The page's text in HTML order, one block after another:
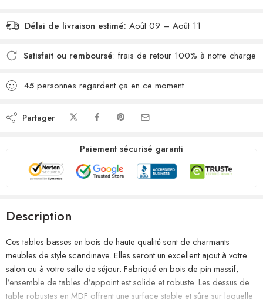
Délai de livraison estimé: Août 09 – Août 11
Satisfait ou remboursé: frais de retour 100% à notre charge
45 personnes regardent ça en ce moment
Partager
Paiement sécurisé garanti
Description
Ces tables basses en bois de haute qualité sont de charmants
meubles de style scandinave. Elles seront un excellent ajout à votre
salon ou à votre salle de séjour. Fabriqué en bois de pin massif,
l’ensemble de tables d’appoint est solide et robuste. Les dessus de
table robustes en MDF offrent une surface stable et sûre sur laquelle